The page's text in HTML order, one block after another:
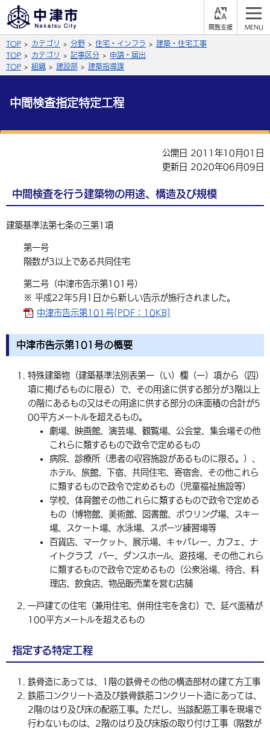
支
文字の大きさ
拡大 標準
英語（English）
中国語（繁体字） 韓国語（한국어）
公式SNS
サイト内検索
届出・登録・証明 保険・年金
税金
環境・衛生
選挙 外国人の方向け情報
事業者の方へ
農林水産業
都市整備
施設情報
手当・助成
相談・支援・情報 計画・施策
観光・移住
観光なび
遊ぶ・体験する グルメ・食べる
買う・おみやげ
市政情報
中津市について 市役所の紹介
地方創生・地域活性化
TOP カテゴリ 分野 住宅・インフラ
建築・住宅工事
TOP
カテゴリ 記事区分
申請・届出
TOP
組織 建設部 建築指導課
中間検査指定特定工程
公開日 2011年10月01日
更新日 2020年06月09日
中間検査を行う建築物の用途、構造及び規模
建築基準法第七条の三第1項
第一号
階数が3以上である共同住宅
第二号（中津市告示第101号）
※ 平成22年5月1日から新しい告示が施行されました。
中津市告示第101号[PDF：10KB]
中津市告示第101号の概要
特殊建築物（建築基準法別表第一（い）欄（一）項から（四）
項に掲げるものに限る）で、その用途に供する部分が3階以上
の階にあるもの又はその用途に供する部分の床面積の合計が5
00平方メートルを超えるもの。
劇場、映画館、演芸場、観覧場、公会堂、集会場その他
これらに類するもので政令で定めるもの
病院、診療所（患者の収容施設があるものに限る。）、
ホテル、旅館、下宿、共同住宅、寄宿舎、その他これら
に類するもので政令で定めるもの（児童福祉施設等）
学校、体育館その他これらに類するもので政令で定める
もの（博物館、美術館、図書館、ボウリング場、スキー
場、スケート場、水泳場、スポーツ練習場等
百貨店、マーケット、展示場、キャバレー、カフェ、ナ
イトクラブ、バー、ダンスホール、遊技場、その他これら
に類するもので政令で定めるもの（公衆浴場、待合、料
理店、飲食店、物品販売業を営む店舗
一戸建ての住宅（兼用住宅、併用住宅を含む）で、延べ面積が
100平方メートルを超えるもの
指定する特定工程
鉄骨造にあっては、1階の鉄骨その他の構造部材の建て方工事
鉄筋コンクリート造及び鉄骨鉄筋コンクリート造にあっては、
2階のはり及び床の配筋工事。ただし、当該配筋工事を現場で
行わないものは、2階のはり及び床版の取り付け工事（階数が